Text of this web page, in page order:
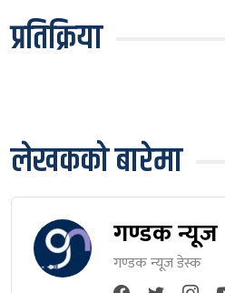
प्रतिक्रिया
लेखकको बारेमा
गण्डक न्यूज
गण्डक न्यूज डेस्क